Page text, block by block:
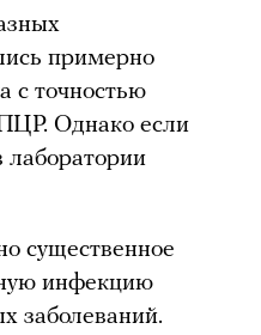
примерно
с точностью
Однако если
лаборатории
существенное
инфекцию
заболеваний.